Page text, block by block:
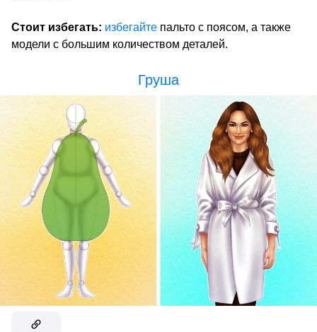
Стоит избегать: избегайте пальто с поясом, а также
модели с большим количеством деталей.
Груша